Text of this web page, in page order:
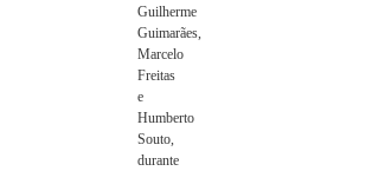
Guilherme
Guimarães,
Marcelo
Freitas
e
Humberto
Souto,
durante